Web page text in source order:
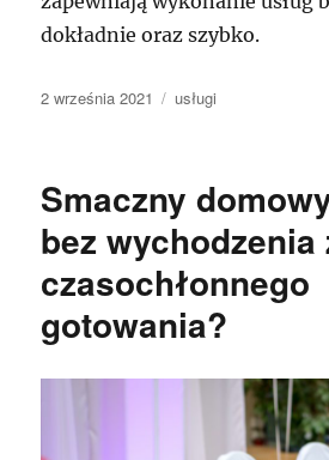
dokładnie oraz szybko.
Data
2 września 2021 Kategorie
usługi
Smaczny
bez wychodzenia
czasochłonnego
gotowania?